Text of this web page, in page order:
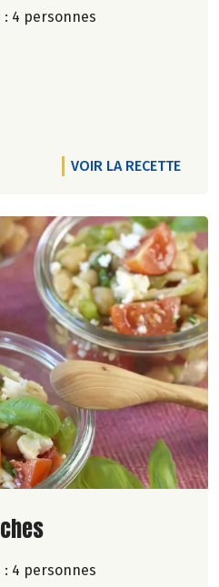
: 4 personnes
VOIR LA RECETTE
: 4 personnes